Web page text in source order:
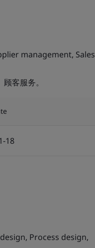
management,
客服务。
18
Process design,